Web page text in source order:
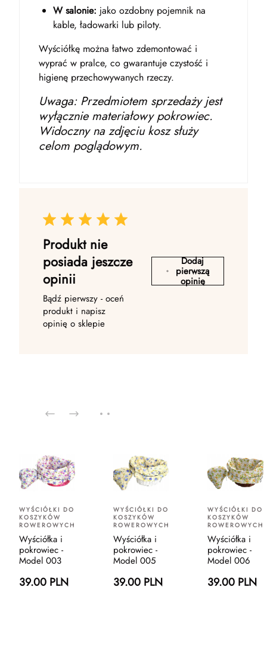
W salonie: jako ozdobny pojemnik na
kable, ładowarki lub piloty.
Wyściółkę można łatwo zdemontować i
wyprać w pralce, co gwarantuje czystość i
higienę przechowywanych rzeczy.
Uwaga: Przedmiotem sprzedaży jest
wyłącznie materiałowy pokrowiec.
Widoczny na zdjęciu kosz służy
celom poglądowym.
Produkt nie
posiada jeszcze
opinii
Bądź pierwszy - oceń
produkt i napisz
opinię o sklepie
Dodaj
pierwszą
opinię
WYŚCIÓŁKI DO
KOSZYKÓW
ROWEROWYCH
Wyściółka i
pokrowiec -
Model 003
39.00 PLN
WYŚCIÓŁKI DO
KOSZYKÓW
ROWEROWYCH
Wyściółka i
pokrowiec -
Model 005
39.00 PLN
WYŚCIÓŁKI DO
KOSZYKÓW
ROWEROWYCH
Wyściółka i
pokrowiec -
Model 006
39.00 PLN